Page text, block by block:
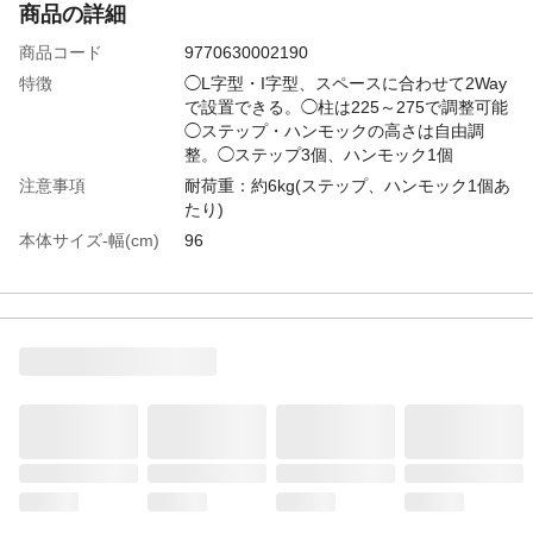
商品の詳細
商品コード
9770630002190
特徴
◯L字型・I字型、スペースに合わせて2Way
で設置できる。◯柱は225～275で調整可能
◯ステップ・ハンモックの高さは自由調
整。◯ステップ3個、ハンモック1個
注意事項
耐荷重：約6kg(ステップ、ハンモック1個あ
たり)
本体サイズ-幅(cm)
96